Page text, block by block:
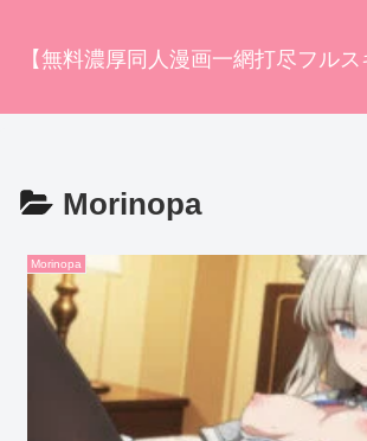
【無料濃厚同人漫画一網打尽フルス
Morinopa
Morinopa